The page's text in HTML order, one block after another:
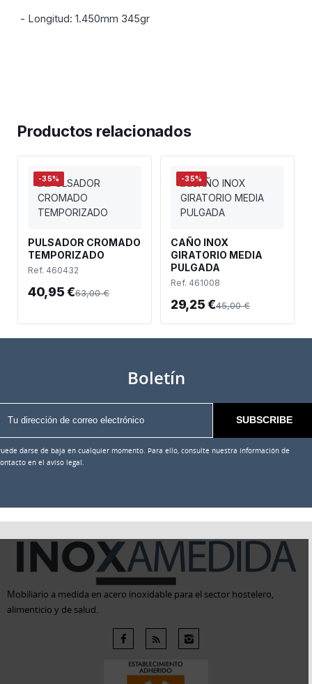
- Longitud: 1.450mm 345gr
Productos relacionados
-35%
PULSADOR CROMADO
TEMPORIZADO
Ref. 460432
40,95 €63,00 €
-35%
CAÑO INOX
GIRATORIO MEDIA
PULGADA
Ref. 461008
29,25 €45,00 €
Boletín
darse de baja en cualquier momento. Para ello, consulte nuestra información de
en el aviso legal.
Mobiliario a medida en acero inoxidable para el sector hostelero,
alimenticio y de salud.